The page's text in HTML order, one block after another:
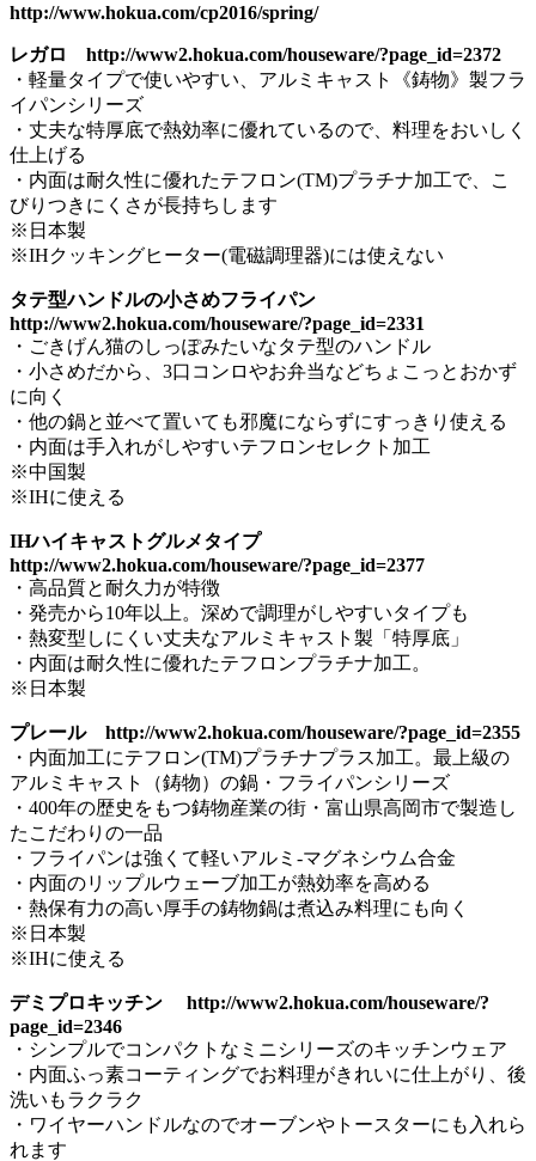
http://www.hokua.com/cp2016/spring/
レガロ http://www2.hokua.com/houseware/?page_id=2372
・軽量タイプで使いやすい、アルミキャスト《鋳物》製フラ
イパンシリーズ
・丈夫な特厚底で熱効率に優れているので、料理をおいしく
仕上げる
・内面は耐久性に優れたテフロン(TM)プラチナ加工で、こ
びりつきにくさが長持ちします
※日本製
※IHクッキングヒーター(電磁調理器)には使えない
タテ型ハンドルの小さめフライパン
http://www2.hokua.com/houseware/?page_id=2331
・ごきげん猫のしっぽみたいなタテ型のハンドル
・小さめだから、3口コンロやお弁当などちょこっとおかず
に向く
・他の鍋と並べて置いても邪魔にならずにすっきり使える
・内面は手入れがしやすいテフロンセレクト加工
※中国製
※IHに使える
IHハイキャストグルメタイプ
http://www2.hokua.com/houseware/?page_id=2377
・高品質と耐久力が特徴
・発売から10年以上。深めで調理がしやすいタイプも
・熱変型しにくい丈夫なアルミキャスト製「特厚底」
・内面は耐久性に優れたテフロンプラチナ加工。
※日本製
プレール http://www2.hokua.com/houseware/?page_id=2355
・内面加工にテフロン(TM)プラチナプラス加工。最上級の
アルミキャスト（鋳物）の鍋・フライパンシリーズ
・400年の歴史をもつ鋳物産業の街・富山県高岡市で製造し
たこだわりの一品
・フライパンは強くて軽いアルミ-マグネシウム合金
・内面のリップルウェーブ加工が熱効率を高める
・熱保有力の高い厚手の鋳物鍋は煮込み料理にも向く
※日本製
※IHに使える
デミプロキッチン http://www2.hokua.com/houseware/?
page_id=2346
・シンプルでコンパクトなミニシリーズのキッチンウェア
・内面ふっ素コーティングでお料理がきれいに仕上がり、後
洗いもラクラク
・ワイヤーハンドルなのでオーブンやトースターにも入れら
れます